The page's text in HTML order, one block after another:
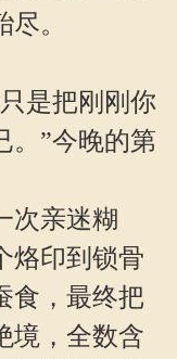
。
是把刚刚你
”今晚的第
次亲迷糊
烙印到锁骨
食，最终把
境，全数含